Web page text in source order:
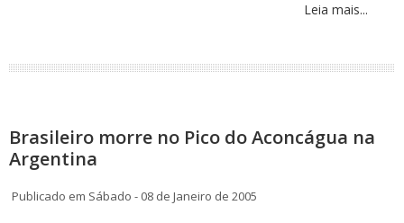
Leia mais...
Brasileiro morre no Pico do Aconcágua na
Argentina
Publicado em Sábado - 08 de Janeiro de 2005